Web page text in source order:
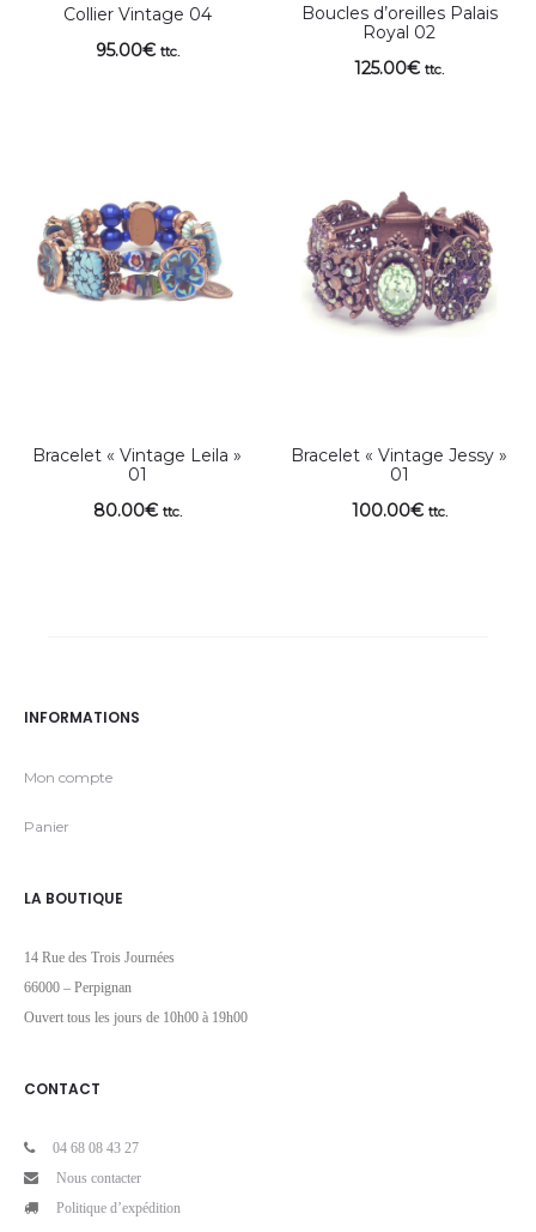
Collier Vintage 04
95.00€ ttc.
Boucles d’oreilles Palais
Royal 02
125.00€ ttc.
Bracelet « Vintage Leila »
01
80.00€ ttc.
Bracelet « Vintage Jessy »
01
100.00€ ttc.
INFORMATIONS
Mon compte
Panier
LA BOUTIQUE
14 Rue des Trois Journées
66000 – Perpignan
Ouvert tous les jours de 10h00 à 19h00
CONTACT
04 68 08 43 27
Nous contacter
Politique d’expédition